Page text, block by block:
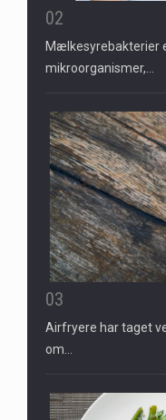
02
Mælkesyrebakterier
mikroorganismer,…
03
Airfryere har taget
om…